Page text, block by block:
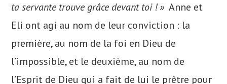
ta servante trouve grâce devant toi ! » Anne et
Eli ont agi au nom de leur conviction : la
première, au nom de la foi en Dieu de
l’impossible, et le deuxième, au nom de
l’Esprit de Dieu qui a fait de lui le prêtre pour